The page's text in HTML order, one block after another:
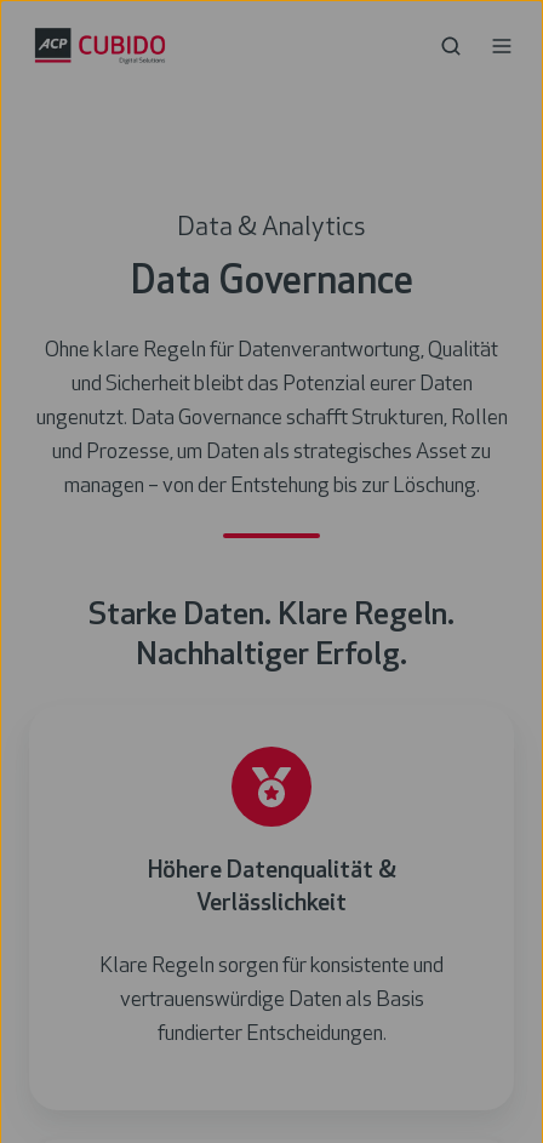
Data & Analytics
Data Governance
Ohne klare Regeln für Datenverantwortung, Qualität
und Sicherheit bleibt das Potenzial eurer Daten
ungenutzt. Data Governance schafft Strukturen, Rollen
und Prozesse, um Daten als strategisches Asset zu
managen – von der Entstehung bis zur Löschung.
Starke Daten. Klare Regeln.
Nachhaltiger Erfolg.
Höhere Datenqualität &
Verlässlichkeit
Klare Regeln sorgen für konsistente und
vertrauenswürdige Daten als Basis
fundierter Entscheidungen.